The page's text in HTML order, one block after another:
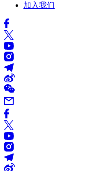
加入我们